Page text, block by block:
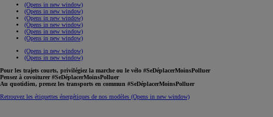
(Opens in new window)
(Opens in new window)
(Opens in new window)
(Opens in new window)
(Opens in new window)
(Opens in new window)
(Opens in new window)
(Opens in new window)
Pour les trajets courts, privilégiez la marche ou le vélo #SeDéplacerMoinsPolluer
Pensez à covoiturer #SeDéplacerMoinsPolluer
Au quotidien, prenez les transports en commun #SeDéplacerMoinsPolluer
Retrouvez les étiquettes énergétiques de nos modèles (Opens in new window)